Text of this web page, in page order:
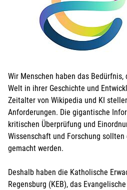
Wir Menschen haben das
Welt in ihrer Geschichte und
Zeitalter von Wikipedia und KI
Anforderungen. Die gigantische
kritischen Überprüfung und
Wissenschaft und Forschung
gemacht werden.
Deshalb haben die Katholische
Regensburg (KEB), das